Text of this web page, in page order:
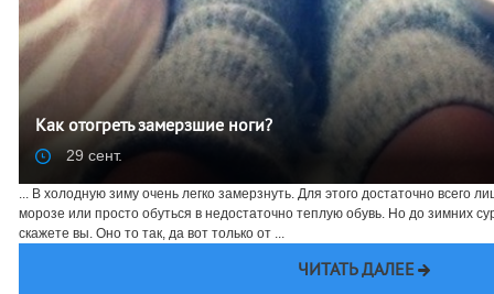
Как отогреть замерзшие ноги?
29 сент.
... В холодную зиму очень легко замерзнуть. Для этого достаточно всего
морозе или просто обуться в недостаточно теплую обувь. Но до зимних
скажете вы. Оно то так, да вот только от ...
ЧИТАТЬ ДАЛЕЕ